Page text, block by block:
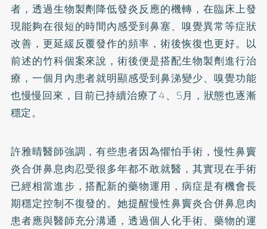
者，透過生物製劑降低發炎反應的機轉，在臨床上發
現能夠在很短的時間內感受到鼻塞、嗅覺異常等症狀
改善，更延緩反覆發作的頻率，術後恢復也更好。以
前述的竹科個案來說，術後便是搭配生物製劑進行治
療，一個月內患者就明顯感受到鼻涕變少、嗅覺功能
也慢慢回來，目前已持續治療了4、5月，狀態也逐漸
穩定。
許雅晴醫師強調，有些患者因為懼怕手術，慢性鼻竇
炎合併鼻息肉忍受很多年都不敢就醫，其實現在手術
已經相當進步，搭配新的藥物運用，病症是有機會長
期穩定控制不復發的。她提醒慢性鼻竇炎合併鼻息肉
患者應與醫師充分溝通，透過個人化手術、藥物的運